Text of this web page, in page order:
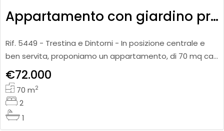
Appartamento con giardino privato
Rif. 5449 - Trestina e Dintorni - In posizione centrale e
ben servita, proponiamo un appartamento, di 70 mq ca.,
posto al secondo ed ultimo piano. L’immobile è compos
€72.000
70m2
2
1